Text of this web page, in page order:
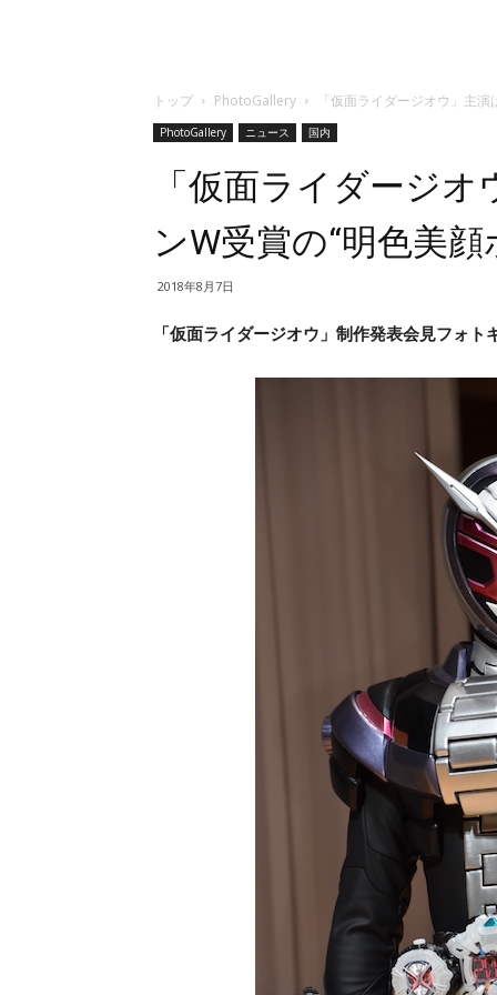
トップ PhotoGallery 「仮面ライダージオウ」主
PhotoGallery ニュース 国内
「仮面ライダージ
ンW受賞の“明色美顔
2018年8月7日
「仮面ライダージオウ」制作発表会見フォト